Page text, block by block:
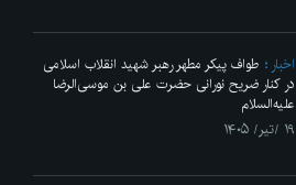
اخبار
طواف پیکر مطهر رهبر شهید انقلاب اسلامی
در کنار ضریح نورانی حضرت علی‌ بن موسی‌الرضا
علیه‌السلام
۱۹ /تیر/ ۱۴۰۵